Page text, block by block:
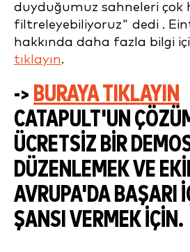
duyduğumuz sahneleri çok
filtreleyebiliyoruz" dedi .
hakkında daha fazla bilgi
tıklayın.
-> BURAYA TIKLAYIN
CATAPULT'UN
ÜCRETSIZ BIR
DÜZENLEMEK VE
AVRUPA'DA BAŞARI
ŞANSI VERMEK IÇIN.